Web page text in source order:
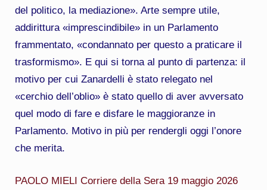
del politico, la mediazione». Arte sempre utile,
addirittura «imprescindibile» in un Parlamento
frammentato, «condannato per questo a praticare il
trasformismo». E qui si torna al punto di partenza: il
motivo per cui Zanardelli è stato relegato nel
«cerchio dell’oblio» è stato quello di aver avversato
quel modo di fare e disfare le maggioranze in
Parlamento. Motivo in più per rendergli oggi l’onore
che merita.
PAOLO MIELI Corriere della Sera 19 maggio 2026